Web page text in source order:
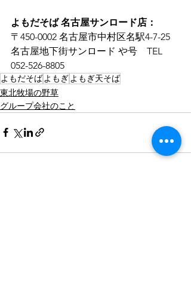
よもだそば 名古屋サンロード店：
〒450-0002 名古屋市中村区名駅4-7-25
名古屋地下街サンロード や号　TEL
052-526-8805
よもだそば よもぎ よもぎ天そば
東北牧場の野草
グループ会社のこと